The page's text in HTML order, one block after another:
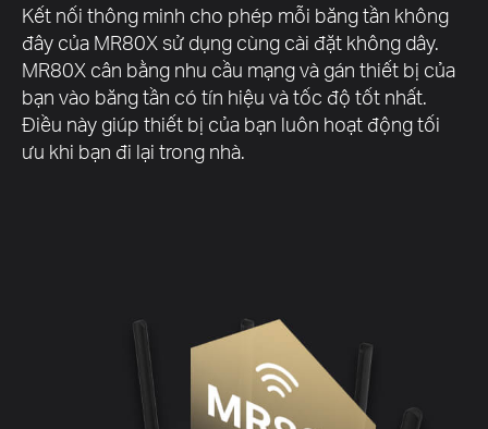
Kết nối thông minh cho phép mỗi băng tần không
đây của MR80X sử dụng cùng cài đặt không dây.
MR80X cân bằng nhu cầu mạng và gán thiết bị của
bạn vào băng tần có tín hiệu và tốc độ tốt nhất.
Điều này giúp thiết bị của bạn luôn hoạt động tối
ưu khi bạn đi lại trong nhà.